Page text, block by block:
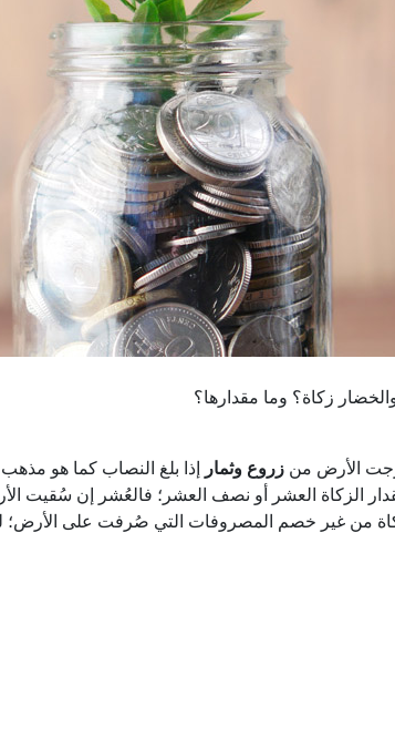
زكاة؟ وما مقدارها؟
الأرض من زروع وثمار إذا بلغ النصاب كما هو مذهب
الزكاة العشر أو نصف العشر؛ فالعُشر إن سُقيت
من غير خصم المصروفات التي صُرفت على الأرض؛